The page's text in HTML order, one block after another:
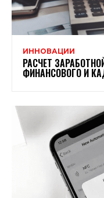
ИННОВАЦИИ
РАСЧЕТ
ФИНАНСОВОГО И